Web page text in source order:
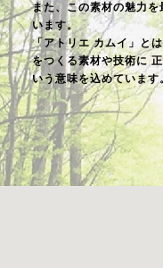
また、この素材の魅力
います。
「アトリエ カムイ」と
をつくる素材や技術に
いう意味を込めています